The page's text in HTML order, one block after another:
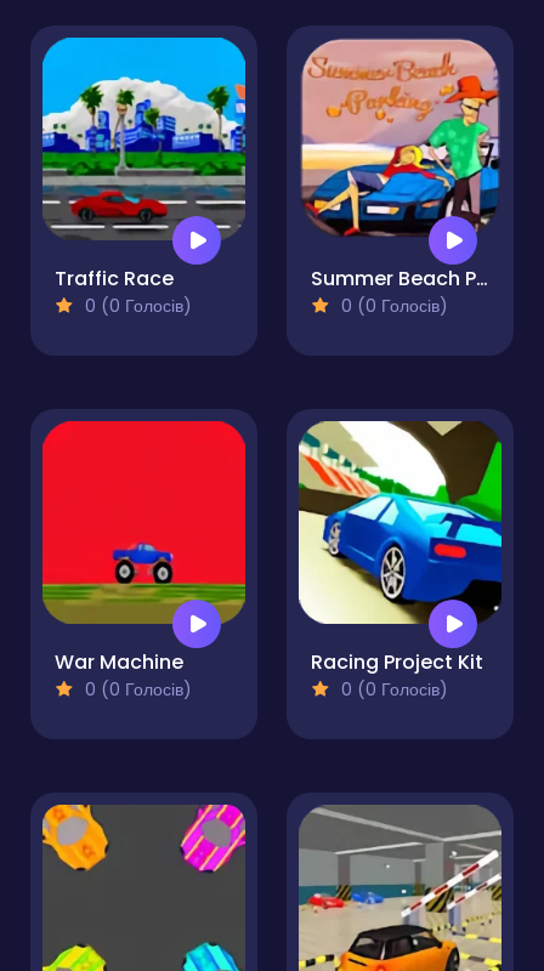
Traffic Race
0 (0 Голосів)
Summer Beach Parking
0 (0 Голосів)
War Machine
0 (0 Голосів)
Racing Project Kit
0 (0 Голосів)